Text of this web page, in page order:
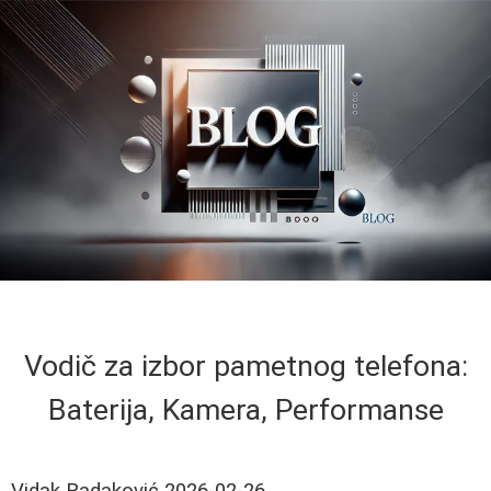
Vodič za izbor pametnog telefona:
Baterija, Kamera, Performanse